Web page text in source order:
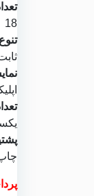
18
یکسال